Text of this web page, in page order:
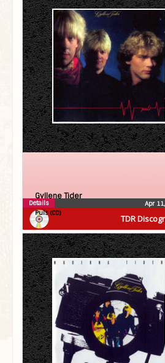
TDR
Gyllene Tider
Puls (CD)
Apr
Details